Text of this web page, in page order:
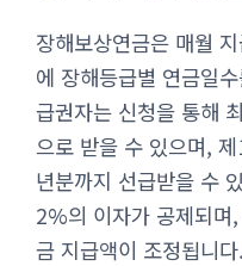
장해보상연금은 매월
에 장해등급별 연금일
급권자는 신청을 통해
으로 받을 수 있으며,
년분까지 선급받을 수
2%의 이자가 공제되며
금 지급액이 조정됩니다.